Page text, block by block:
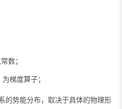
数；
为梯度算子；
的势能分布，取决于具体的物理形